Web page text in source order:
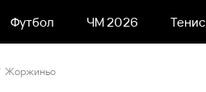
Футбол ЧМ 2026 Тенис
Жоржиньо